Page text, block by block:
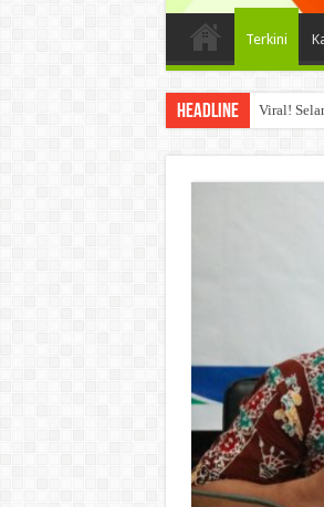
Terkini
Headline Viral!